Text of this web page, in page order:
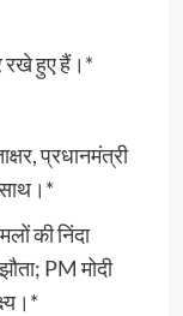
रखे हुए हैं।*
प्रधानमंत्री
की निंदा
PM मोदी